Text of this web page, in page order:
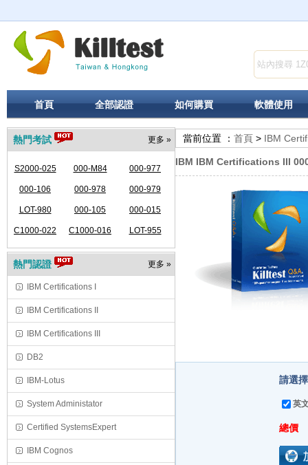
首頁 全部認證 如何購買 軟體使用
更多 »
熱門考試
S2000-025 000-M84 000-977
000-106 000-978 000-979
LOT-980 000-105 000-015
C1000-022 C1000-016 LOT-955
更多 »
熱門認證
IBM Certifications I
IBM Certifications II
IBM Certifications III
DB2
IBM-Lotus
System Administator
Certified SystemsExpert
IBM Cognos
當前位置 ： 首頁 > IBM
IBM IBM Certifications III
請選
英
總價